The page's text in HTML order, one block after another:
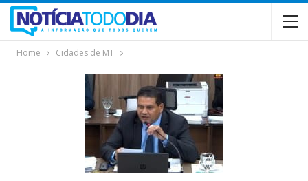
Home Cidades de MT